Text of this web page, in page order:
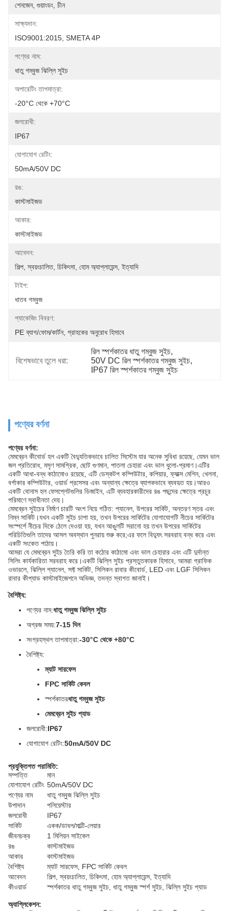
শেনজেন, গুয়াংডং, চীন
সাক্ষ্যদান:
ISO9001:2015, SMETA 4P
পণ্যের নাম:
ধাতু গম্বুজ ঝিল্লি সুইচ
অপারেটিং তাপমাত্রা:
-20°C থেকে +70°C
জলরোধী:
IP67
যোগাযোগ রেটিং:
50mA/50V DC
রঙ:
কাস্টমাইজড
আকার:
কাস্টমাইজড
আবেদন:
শিল্প, স্বয়ংচালিত, চিকিৎসা, হোম অ্যাপ্লায়েন্স, ইত্যাদি
টাইপ:
ধাতব গম্বুজ
প্যাকেজিং বিবরণ:
PE ব্যাগ/ফোম/কার্টন, গ্রাহকের অনুরোধ হিসাবে
বিশেষভাবে তুলে ধরা:
রিল স্পর্শকাতর ধাতু গম্বুজ সুইচ,
50V DC রিল স্পর্শকাতর গম্বুজ সুইচ,
IP67 রিল স্পর্শকাতর গম্বুজ সুইচ
পণ্যের বর্ণনা
পণ্যের বর্ণনা:
মেমব্রেন কীবোর্ড হল একটি বৈদ্যুতিকভাবে চালিত সিস্টেম যার অনেক সুবিধা রয়েছে, যেমন ভাল
জল প্রতিরোধ, মসৃণ সামগ্রিক, ছোট গুণমান, পাতলা চেহারা এবং ভাল ধুলো-প্রমাণ।এটির
একটি আধা-বন্ধ কাঠামোও রয়েছে, এটি ডেস্কটপ কম্পিউটার, কপিয়ার, ফ্যাক্স মেশিন, খেলনা,
বর্গাকার কম্পিউটার, ওয়ার্ড প্রসেসর এবং অন্যান্য ক্ষেত্রে ব্যাপকভাবে ব্যবহৃত হয়।আরও
একটি বোনাস হল ফেসপ্লেটগুলির ডিজাইন, এটি ব্যবহারকারীদের রঙ পছন্দের ক্ষেত্রে প্রচুর
পরিমাণে স্বাধীনতা দেয়।
মেমব্রেন সুইচের নির্মাণ চারটি অংশ নিয়ে গঠিত: প্যানেল, উপরের সার্কিট, অন্তরণ স্তর এবং
নিম্ন সার্কিট।যখন একটি সুইচ চাপা হয়, তখন উপরের সার্কিটের যোগাযোগটি নীচের সার্কিটের
সংস্পর্শে নীচের দিকে ঠেলে দেওয়া হয়, যখন আঙুলটি সরানো হয় তখন উপরের সার্কিটের
পরিচিতিগুলি তাদের আসল অবস্থান পুনরায় শুরু করে;এর ফলে বিদ্যুৎ সরবরাহ বন্ধ করে এবং
একটি সংকেত পাঠায়।
আমরা যে মেমব্রেন সুইচ তৈরি করি তা কঠোর কাঠামো এবং ভাল চেহারার এবং এটি দুর্দান্ত
সিলিং কার্যকারিতা সরবরাহ করে।একটি ঝিল্লি সুইচ প্রস্তুতকারক হিসাবে, আমরা গ্রাফিক
ওভারলে, ঝিল্লি প্যানেল, সফ্ট সার্কিট, সিলিকন রাবার কীবোর্ড, LED এবং LGF সিলিকন
রাবার কীপ্যাড কাস্টমাইজেশনে অভিজ্ঞ, তদন্ত স্বাগত জানাই।
বৈশিষ্ট্য:
পণ্যের নাম:ধাতু গম্বুজ ঝিল্লি সুইচ
অগ্রজ সময়:7-15 দিন
সংগ্রহস্থল তাপমাত্রা:-30°C থেকে +80°C
বৈশিষ্ট্য:
ম্যাট সারফেস
FPC সার্কিট কেবল
স্পর্শকাতরধাতু গম্বুজ সুইচ
মেমব্রেন সুইচ প্যাড
জলরোধী:IP67
যোগাযোগ রেটিং:50mA/50V DC
প্রযুক্তিগত পরামিতি:
সম্পত্তি
মান
যোগাযোগ রেটিং 50mA/50V DC
পণ্যের নাম
ধাতু গম্বুজ ঝিল্লি সুইচ
উপাদান
পলিয়েস্টার
জলরোধী
IP67
সার্কিট
একক/ডাবল/মাল্টি-লেয়ার
জীবনচক্র
1 মিলিয়ন সাইকেল
রঙ
কাস্টমাইজড
আকার
কাস্টমাইজড
বৈশিষ্ট্য
ম্যাট সারফেস, FPC সার্কিট কেবল
আবেদন
শিল্প, স্বয়ংচালিত, চিকিৎসা, হোম অ্যাপ্লায়েন্স, ইত্যাদি
কীওয়ার্ড
স্পর্শকাতর ধাতু গম্বুজ সুইচ, ধাতু গম্বুজ স্পর্শ সুইচ, ঝিল্লি সুইচ প্যাড
অ্যাপ্লিকেশন: